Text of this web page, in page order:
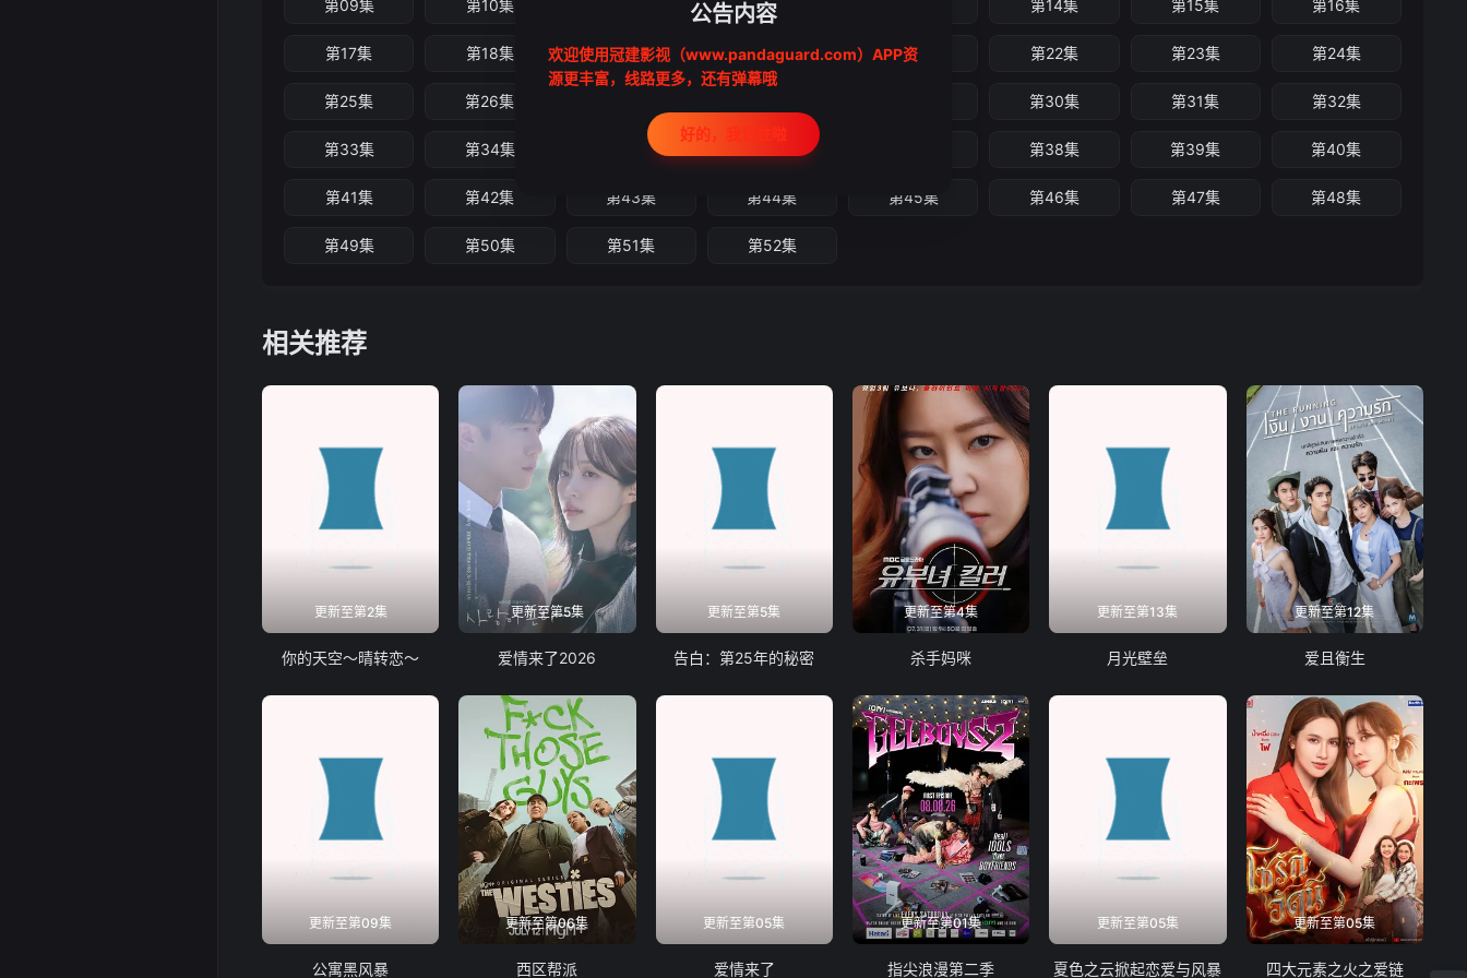
第09集 第10集 第12集 第14集 第15集 第16集
第17集 第18集 第19集 第20集 第21集 第22集 第23集 第24集
第25集 第26集 第30集 第31集 第32集
第33集 第34集 第35集 第38集 第39集 第40集
第41集 第42集 第43集 第44集 第45集 第46集 第47集 第48集
第49集 第50集 第51集 第52集
相关推荐
更新至第2集
你的天空～晴转恋～
更新至第5集
爱情来了2026
更新至第5集
告白：第25年的秘密
更新至第4集
杀手妈咪
更新至第13集
月光壁垒
更新至第12集
爱且衡生
更新至第09集
公寓黑风暴
更新至第06集
西区帮派
更新至第05集
爱情来了
更新至第01集
指尖浪漫第二季
更新至第05集
夏色之云掀起恋爱与风暴
更新至第05集
四大元素之火之爱链
公告内容
欢迎使用冠建影视（www.pandaguard.com）APP资
源更丰富，线路更多，还有弹幕哦
好的，我记住啦